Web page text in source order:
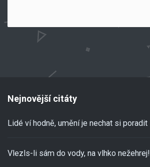
Nejnovější citáty
Lidé ví hodně, umění je nechat si poradit
Vlezls-li sám do vody, na vlhko nežehrej!